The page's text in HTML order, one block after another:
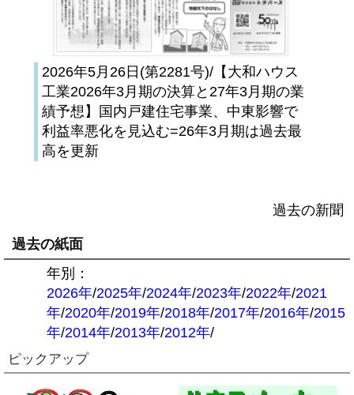
2026年5月26日(第2281号)/【大和ハウス
工業2026年3月期の決算と27年3月期の業
績予想】国内戸建住宅事業、中東影響で
利益率悪化を見込む=26年3月期は過去最
高を更新
過去の新聞
過去の紙面
年別：
2026年/2025年/2024年/2023年/2022年/2021
年/2020年/2019年/2018年/2017年/2016年/2015
年/2014年/2013年/2012年/
ピックアップ